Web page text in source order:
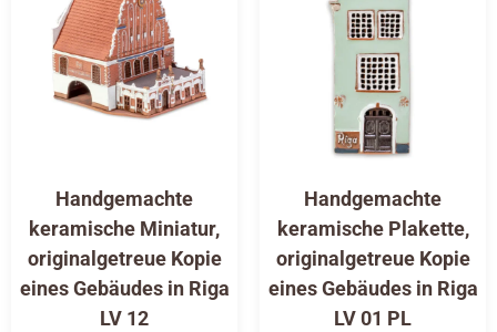
Handgemachte
keramische Miniatur,
originalgetreue Kopie
eines Gebäudes in Riga
LV 12
Handgemachte
keramische Plakette,
originalgetreue Kopie
eines Gebäudes in Riga
LV 01 PL